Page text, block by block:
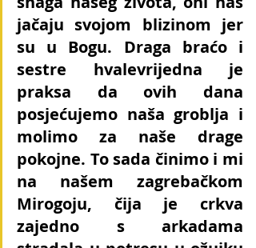
jačaju svojom blizinom jer
su u Bogu. Draga braćo i
sestre hvalevrijedna je
praksa da ovih dana
posjećujemo naša groblja i
molimo za naše drage
pokojne. To sada činimo i mi
na našem zagrebačkom
Mirogoju, čija je crkva
zajedno s arkadama